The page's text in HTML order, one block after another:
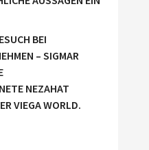
BEI
– SIGMAR
NEZAHAT
VIEGA WORLD.